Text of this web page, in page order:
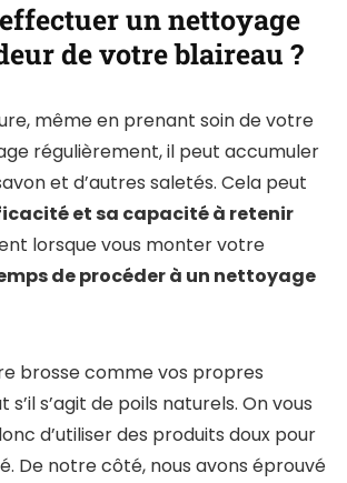
un nettoyage
de votre blaireau ?
même en prenant soin de votre
régulièrement, il peut accumuler
et d’autres saletés. Cela peut
et sa capacité à retenir
lorsque vous monter votre
de procéder à un nettoyage
brosse comme vos propres
s’agit de poils naturels. On vous
d’utiliser des produits doux pour
De notre côté, nous avons éprouvé